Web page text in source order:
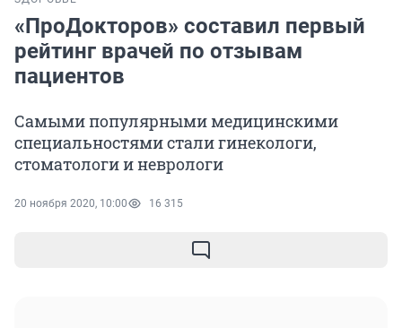
«ПроДокторов» составил первый
рейтинг врачей по отзывам
пациентов
Самыми популярными медицинскими
специальностями стали гинекологи,
стоматологи и неврологи
20 ноября 2020, 10:00 16 315